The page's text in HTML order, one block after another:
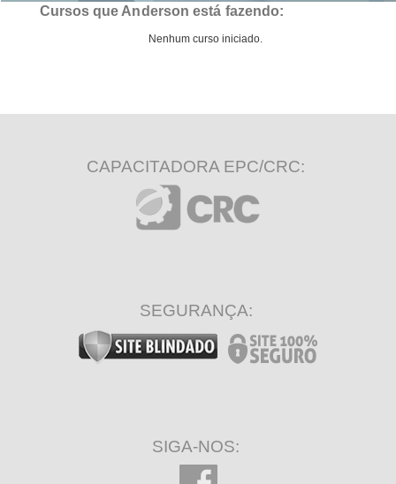
Cursos que Anderson está fazendo:
Nenhum curso iniciado.
CAPACITADORA EPC/CRC:
SEGURANÇA:
SIGA-NOS: